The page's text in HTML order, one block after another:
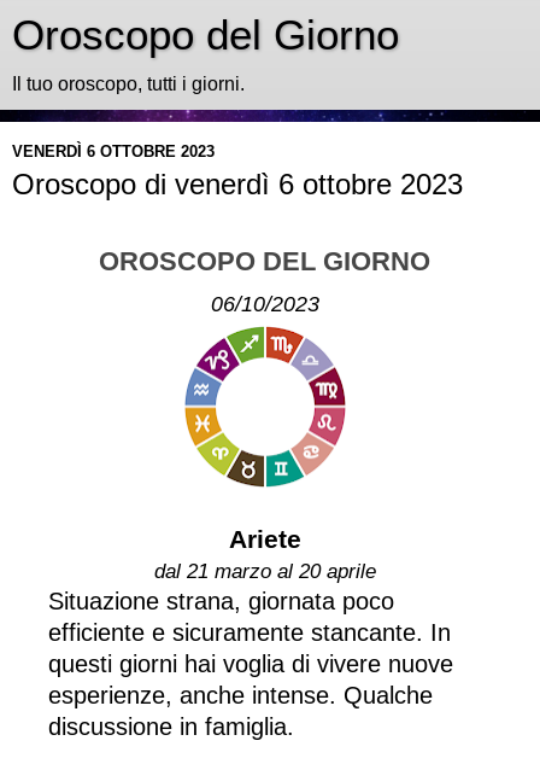
Oroscopo del Giorno
Il tuo oroscopo, tutti i giorni.
VENERDÌ 6 OTTOBRE 2023
Oroscopo di venerdì 6 ottobre 2023
OROSCOPO DEL GIORNO
06/10/2023
Ariete
dal 21 marzo al 20 aprile
Situazione strana, giornata poco
efficiente e sicuramente stancante. In
questi giorni hai voglia di vivere nuove
esperienze, anche intense. Qualche
discussione in famiglia.